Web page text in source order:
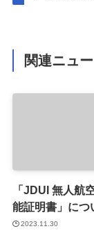
関連ニュ
「JDUI 無人航
能証明書」につ
2023.11.30